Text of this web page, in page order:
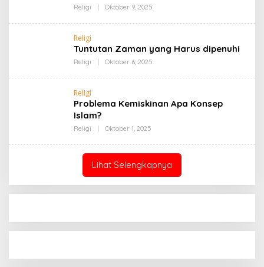
Religi | Oktober 9, 2025
Religi
Tuntutan Zaman yang Harus dipenuhi
Religi | Oktober 6, 2025
Religi
Problema Kemiskinan Apa Konsep
Islam?
Religi | Oktober 1, 2025
Lihat Selengkapnya